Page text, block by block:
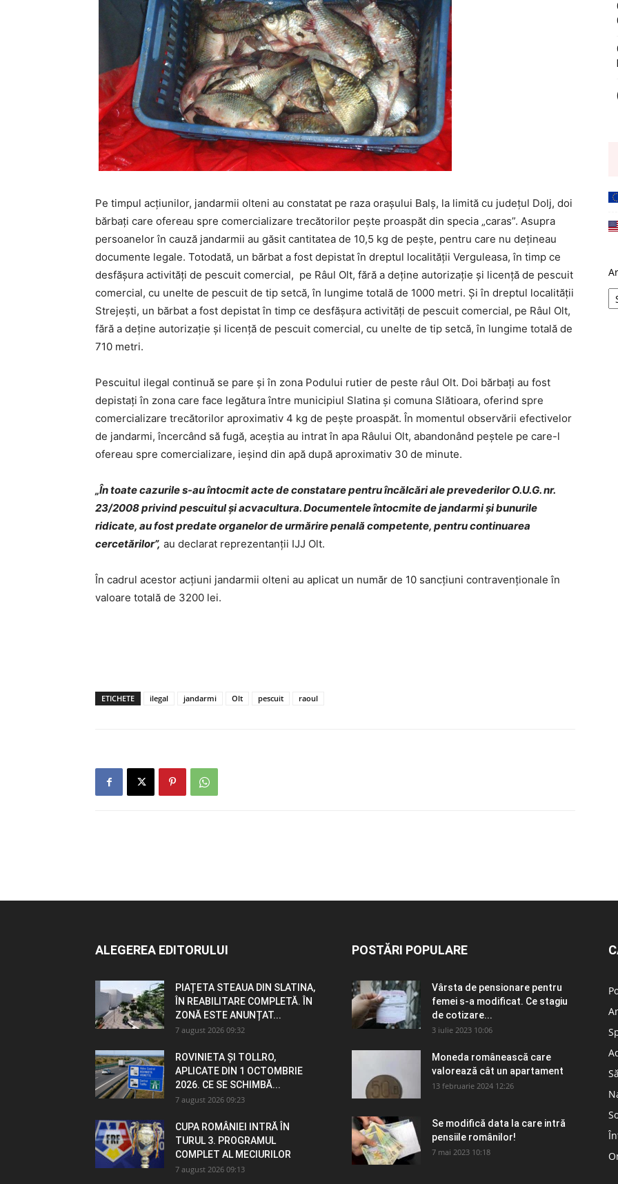
Pe timpul acțiunilor, jandarmii olteni au constatat pe raza orașului Balș, la limită cu județul Dolj, doi
bărbați care ofereau spre comercializare trecătorilor peşte proaspăt din specia „caras”. Asupra
persoanelor în cauză jandarmii au găsit cantitatea de 10,5 kg de peşte, pentru care nu deţineau
documente legale. Totodată, un bărbat a fost depistat în dreptul localităţii Verguleasa, în timp ce
desfăşura activităţi de pescuit comercial, pe Râul Olt, fără a deţine autorizaţie şi licenţă de pescuit
comercial, cu unelte de pescuit de tip setcă, în lungime totală de 1000 metri. Și în dreptul localităţii
Strejeşti, un bărbat a fost depistat în timp ce desfăşura activităţi de pescuit comercial, pe Râul Olt,
fără a deţine autorizaţie şi licenţă de pescuit comercial, cu unelte de tip setcă, în lungime totală de
710 metri.
Pescuitul ilegal continuă se pare și în zona Podului rutier de peste râul Olt. Doi bărbați au fost
depistaţi în zona care face legătura între municipiul Slatina şi comuna Slătioara, oferind spre
comercializare trecătorilor aproximativ 4 kg de peşte proaspăt. În momentul observării efectivelor
de jandarmi, încercând să fugă, aceştia au intrat în apa Râului Olt, abandonând peştele pe care-l
ofereau spre comercializare, ieşind din apă după aproximativ 30 de minute.
„În toate cazurile s-au întocmit acte de constatare pentru încălcări ale prevederilor O.U.G. nr.
23/2008 privind pescuitul şi acvacultura. Documentele întocmite de jandarmi şi bunurile
ridicate, au fost predate organelor de urmărire penală competente, pentru continuarea
cercetărilor”, au declarat reprezentanții IJJ Olt.
În cadrul acestor acțiuni jandarmii olteni au aplicat un număr de 10 sancțiuni contravenționale în
valoare totală de 3200 lei.
ETICHETE ilegal jandarmi Olt pescuit raoul
ALEGEREA EDITORULUI
PIAȚETA STEAUA DIN SLATINA,
ÎN REABILITARE COMPLETĂ. ÎN
ZONĂ ESTE ANUNȚAT...
7 august 2026 09:32
ROVINIETA ȘI TOLLRO,
APLICATE DIN 1 OCTOMBRIE
2026. CE SE SCHIMBĂ...
7 august 2026 09:23
CUPA ROMÂNIEI INTRĂ ÎN
TURUL 3. PROGRAMUL
COMPLET AL MECIURILOR
7 august 2026 09:13
POSTĂRI POPULARE
Vârsta de pensionare pentru
femei s-a modificat. Ce stagiu
de cotizare...
3 iulie 2023 10:06
Moneda românească care
valorează cât un apartament
13 februarie 2024 12:26
Se modifică data la care intră
pensiile românilor!
7 mai 2023 10:18